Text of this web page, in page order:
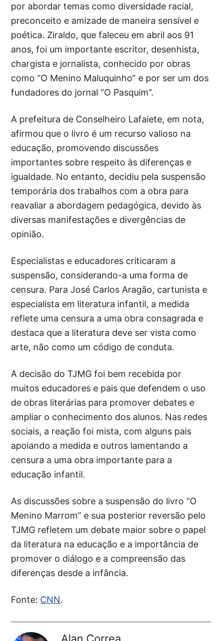
por abordar temas como diversidade racial,
preconceito e amizade de maneira sensível e
poética. Ziraldo, que faleceu em abril aos 91
anos, foi um importante escritor, desenhista,
chargista e jornalista, conhecido por obras
como “O Menino Maluquinho” e por ser um dos
fundadores do jornal “O Pasquim”.
A prefeitura de Conselheiro Lafaiete, em nota,
afirmou que o livro é um recurso valioso na
educação, promovendo discussões
importantes sobre respeito às diferenças e
igualdade. No entanto, decidiu pela suspensão
temporária dos trabalhos com a obra para
reavaliar a abordagem pedagógica, devido às
diversas manifestações e divergências de
opinião.
Especialistas e educadores criticaram a
suspensão, considerando-a uma forma de
censura. Para José Carlos Aragão, cartunista e
especialista em literatura infantil, a medida
reflete uma censura a uma obra consagrada e
destaca que a literatura deve ser vista como
arte, não como um código de conduta.
A decisão do TJMG foi bem recebida por
muitos educadores e pais que defendem o uso
de obras literárias para promover debates e
ampliar o conhecimento dos alunos. Nas redes
sociais, a reação foi mista, com alguns pais
apoiando a medida e outros lamentando a
censura a uma obra importante para a
educação infantil.
As discussões sobre a suspensão do livro “O
Menino Marrom” e sua posterior reversão pelo
TJMG refletem um debate maior sobre o papel
da literatura na educação e a importância de
promover o diálogo e a compreensão das
diferenças desde a infância.
Fonte: CNN.
Alan Correa